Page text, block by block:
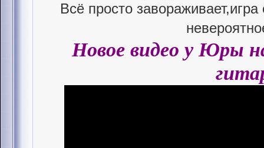
Всё просто
Новое видео у Юры